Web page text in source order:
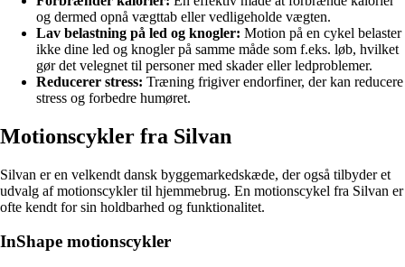
og dermed opnå vægttab eller vedligeholde vægten.
Lav belastning på led og knogler: Motion på en cykel belaster
ikke dine led og knogler på samme måde som f.eks. løb, hvilket
gør det velegnet til personer med skader eller ledproblemer.
Reducerer stress: Træning frigiver endorfiner, der kan reducere
stress og forbedre humøret.
Motionscykler fra Silvan
Silvan er en velkendt dansk byggemarkedskæde, der også tilbyder et
udvalg af motionscykler til hjemmebrug. En motionscykel fra Silvan er
ofte kendt for sin holdbarhed og funktionalitet.
InShape motionscykler